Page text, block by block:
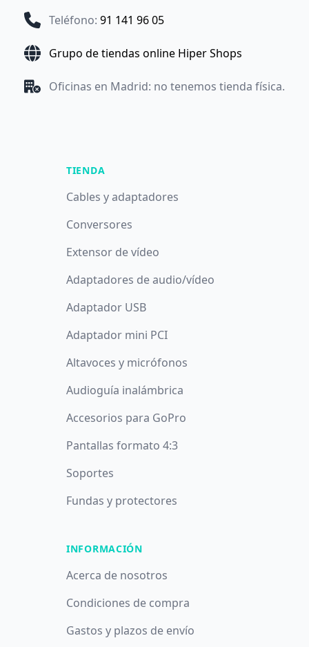
Teléfono: 91 141 96 05
Grupo de tiendas online Hiper Shops
Oficinas en Madrid: no tenemos tienda física.
TIENDA
Cables y adaptadores
Conversores
Extensor de vídeo
Adaptadores de audio/vídeo
Adaptador USB
Adaptador mini PCI
Altavoces y micrófonos
Audioguía inalámbrica
Accesorios para GoPro
Pantallas formato 4:3
Soportes
Fundas y protectores
INFORMACIÓN
Acerca de nosotros
Condiciones de compra
Gastos y plazos de envío